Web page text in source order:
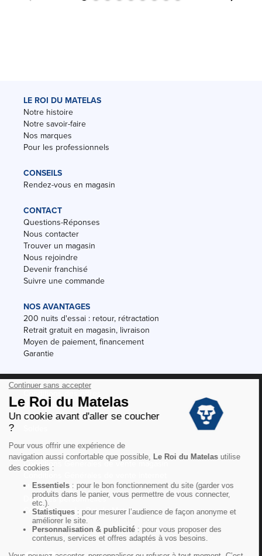
LE ROI DU MATELAS
Notre histoire
Notre savoir-faire
Nos marques
Pour les professionnels
CONSEILS
Rendez-vous en magasin
CONTACT
Questions-Réponses
Nous contacter
Trouver un magasin
Nous rejoindre
Devenir franchisé
Suivre une commande
NOS AVANTAGES
200 nuits d'essai : retour, rétractation
Retrait gratuit en magasin, livraison
Moyen de paiement, financement
Garantie
Conditions des offres
Black Friday
Destockage
Conditions Générales de vente magasin
Mentions Légales
Données personnelles
Codes promo Le Roi du Matelas